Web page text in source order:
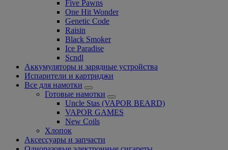
Five Pawns
One Hit Wonder
Genetic Code
Raisin
Black Smoker
Ice Paradise
Scndl
Аккумуляторы и зарядные устройства
Испарители и картриджи
Все для намотки
Готовые намотки
Uncle Stas (VAPOR BEARD)
VAPOR GAMES
New Coils
Хлопок
Аксессуары и запчасти